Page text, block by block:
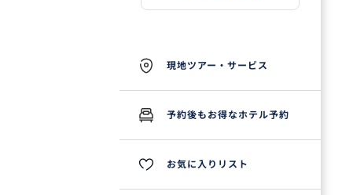
現地ツアー・サービス
予約後もお得なホテル予約
お気に入りリスト